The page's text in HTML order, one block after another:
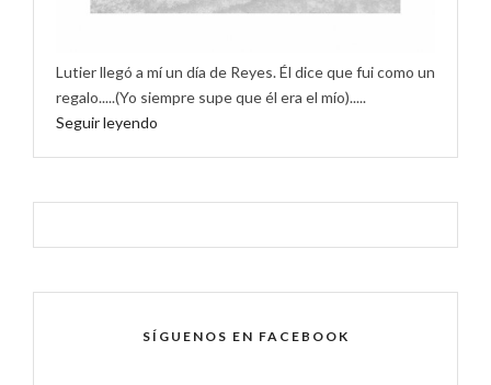
Lutier llegó a mí un día de Reyes. Él dice que fui como un
regalo.....(Yo siempre supe que él era el mío).....
Seguir leyendo
SÍGUENOS EN FACEBOOK